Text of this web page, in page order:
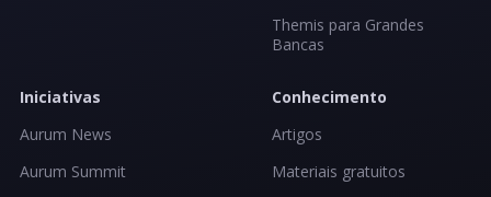
Themis para Grandes
Bancas
Iniciativas
Aurum News
Aurum Summit
Conhecimento
Artigos
Materiais gratuitos